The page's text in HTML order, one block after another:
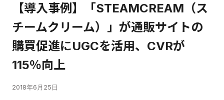
【導入事例】「STEAMCREAM（ス
チームクリーム）」が通販サイトの
購買促進にUGCを活用、CVRが
115％向上
2018年6月25日